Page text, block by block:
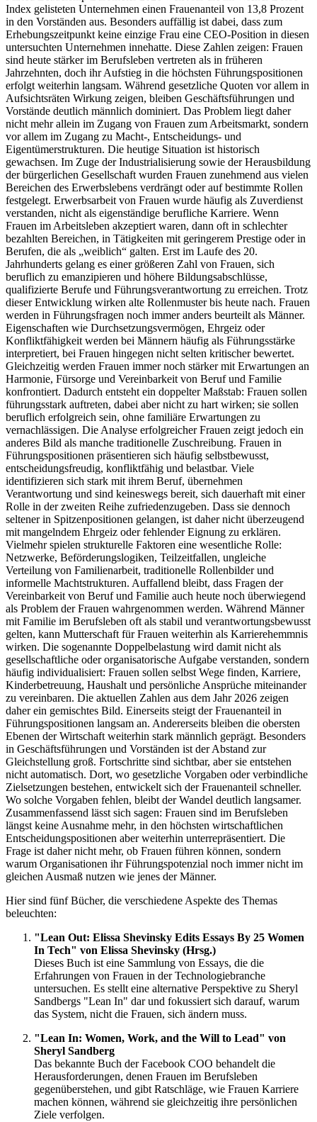
Index gelisteten Unternehmen einen Frauenanteil von 13,8 Prozent
in den Vorständen aus. Besonders auffällig ist dabei, dass zum
Erhebungszeitpunkt keine einzige Frau eine CEO-Position in diesen
untersuchten Unternehmen innehatte. Diese Zahlen zeigen: Frauen
sind heute stärker im Berufsleben vertreten als in früheren
Jahrzehnten, doch ihr Aufstieg in die höchsten Führungspositionen
erfolgt weiterhin langsam. Während gesetzliche Quoten vor allem in
Aufsichtsräten Wirkung zeigen, bleiben Geschäftsführungen und
Vorstände deutlich männlich dominiert. Das Problem liegt daher
nicht mehr allein im Zugang von Frauen zum Arbeitsmarkt, sondern
vor allem im Zugang zu Macht-, Entscheidungs- und
Eigentümerstrukturen. Die heutige Situation ist historisch
gewachsen. Im Zuge der Industrialisierung sowie der Herausbildung
der bürgerlichen Gesellschaft wurden Frauen zunehmend aus vielen
Bereichen des Erwerbslebens verdrängt oder auf bestimmte Rollen
festgelegt. Erwerbsarbeit von Frauen wurde häufig als Zuverdienst
verstanden, nicht als eigenständige berufliche Karriere. Wenn
Frauen im Arbeitsleben akzeptiert waren, dann oft in schlechter
bezahlten Bereichen, in Tätigkeiten mit geringerem Prestige oder in
Berufen, die als „weiblich“ galten. Erst im Laufe des 20.
Jahrhunderts gelang es einer größeren Zahl von Frauen, sich
beruflich zu emanzipieren und höhere Bildungsabschlüsse,
qualifizierte Berufe und Führungsverantwortung zu erreichen. Trotz
dieser Entwicklung wirken alte Rollenmuster bis heute nach. Frauen
werden in Führungsfragen noch immer anders beurteilt als Männer.
Eigenschaften wie Durchsetzungsvermögen, Ehrgeiz oder
Konfliktfähigkeit werden bei Männern häufig als Führungsstärke
interpretiert, bei Frauen hingegen nicht selten kritischer bewertet.
Gleichzeitig werden Frauen immer noch stärker mit Erwartungen an
Harmonie, Fürsorge und Vereinbarkeit von Beruf und Familie
konfrontiert. Dadurch entsteht ein doppelter Maßstab: Frauen sollen
führungsstark auftreten, dabei aber nicht zu hart wirken; sie sollen
beruflich erfolgreich sein, ohne familiäre Erwartungen zu
vernachlässigen. Die Analyse erfolgreicher Frauen zeigt jedoch ein
anderes Bild als manche traditionelle Zuschreibung. Frauen in
Führungspositionen präsentieren sich häufig selbstbewusst,
entscheidungsfreudig, konfliktfähig und belastbar. Viele
identifizieren sich stark mit ihrem Beruf, übernehmen
Verantwortung und sind keineswegs bereit, sich dauerhaft mit einer
Rolle in der zweiten Reihe zufriedenzugeben. Dass sie dennoch
seltener in Spitzenpositionen gelangen, ist daher nicht überzeugend
mit mangelndem Ehrgeiz oder fehlender Eignung zu erklären.
Vielmehr spielen strukturelle Faktoren eine wesentliche Rolle:
Netzwerke, Beförderungslogiken, Teilzeitfallen, ungleiche
Verteilung von Familienarbeit, traditionelle Rollenbilder und
informelle Machtstrukturen. Auffallend bleibt, dass Fragen der
Vereinbarkeit von Beruf und Familie auch heute noch überwiegend
als Problem der Frauen wahrgenommen werden. Während Männer
mit Familie im Berufsleben oft als stabil und verantwortungsbewusst
gelten, kann Mutterschaft für Frauen weiterhin als Karrierehemmnis
wirken. Die sogenannte Doppelbelastung wird damit nicht als
gesellschaftliche oder organisatorische Aufgabe verstanden, sondern
häufig individualisiert: Frauen sollen selbst Wege finden, Karriere,
Kinderbetreuung, Haushalt und persönliche Ansprüche miteinander
zu vereinbaren. Die aktuellen Zahlen aus dem Jahr 2026 zeigen
daher ein gemischtes Bild. Einerseits steigt der Frauenanteil in
Führungspositionen langsam an. Andererseits bleiben die obersten
Ebenen der Wirtschaft weiterhin stark männlich geprägt. Besonders
in Geschäftsführungen und Vorständen ist der Abstand zur
Gleichstellung groß. Fortschritte sind sichtbar, aber sie entstehen
nicht automatisch. Dort, wo gesetzliche Vorgaben oder verbindliche
Zielsetzungen bestehen, entwickelt sich der Frauenanteil schneller.
Wo solche Vorgaben fehlen, bleibt der Wandel deutlich langsamer.
Zusammenfassend lässt sich sagen: Frauen sind im Berufsleben
längst keine Ausnahme mehr, in den höchsten wirtschaftlichen
Entscheidungspositionen aber weiterhin unterrepräsentiert. Die
Frage ist daher nicht mehr, ob Frauen führen können, sondern
warum Organisationen ihr Führungspotenzial noch immer nicht im
gleichen Ausmaß nutzen wie jenes der Männer.
Hier sind fünf Bücher, die verschiedene Aspekte des Themas
beleuchten:
"Lean Out: Elissa Shevinsky Edits Essays By 25 Women
In Tech" von Elissa Shevinsky (Hrsg.)
Dieses Buch ist eine Sammlung von Essays, die die
Erfahrungen von Frauen in der Technologiebranche
untersuchen. Es stellt eine alternative Perspektive zu Sheryl
Sandbergs "Lean In" dar und fokussiert sich darauf, warum
das System, nicht die Frauen, sich ändern muss.
"Lean In: Women, Work, and the Will to Lead" von
Sheryl Sandberg
Das bekannte Buch der Facebook COO behandelt die
Herausforderungen, denen Frauen im Berufsleben
gegenüberstehen, und gibt Ratschläge, wie Frauen Karriere
machen können, während sie gleichzeitig ihre persönlichen
Ziele verfolgen.